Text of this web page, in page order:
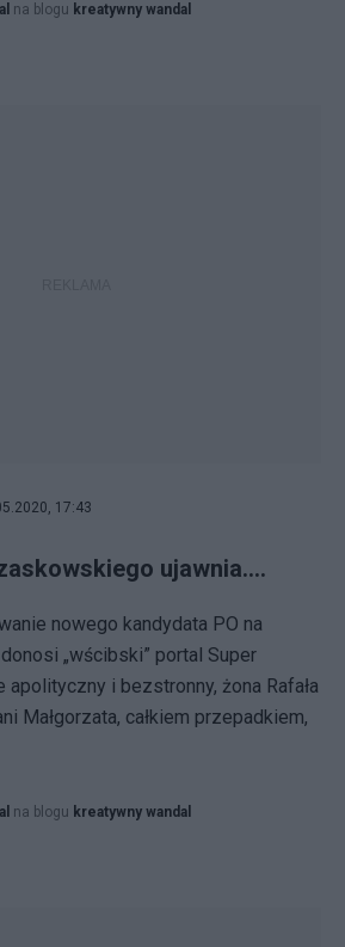
na blogu kreatywny wandal
17:43
ujawnia....
nowego kandydata PO na
„wścibski” portal Super
i bezstronny, żona Rafała
Małgorzata, całkiem przepadkiem,
na blogu kreatywny wandal